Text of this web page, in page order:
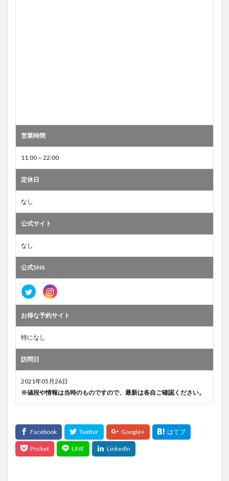
営業時間
11:00～22:00
定休日
なし
公式サイト
なし
公式SNS
お得な予約サイト
特になし
訪問日
2021年05月26日
※値段や情報は当時のものですので、最新は各自ご確認ください。